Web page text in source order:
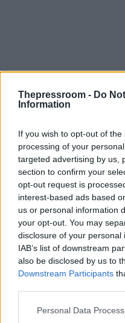
Thepressroom - Do
Information
If you wish to opt-out of
processing of your
targeted advertising by us,
section to confirm your
opt-out request is
interest-based ads based
us or personal information
your opt-out. You may
disclosure of your
IAB’s list of downstream
also be disclosed by us to
Downstream Participants
Please note that this
Personal Data
Κακουργημάτων
τάξη,
λειτουργήσει
Δικονομίας,
πως:«Όποιος θορυβεί
Το περιστατικό με
καταγγελίες για βία
Η ένταση
αισθάνθηκε
μεταφερθεί με
βαρυσήμαντη